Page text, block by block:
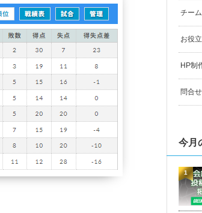
チー
お役
HP制
問合せ
今月
1